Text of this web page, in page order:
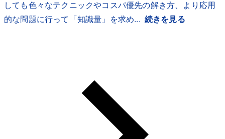
しても色々なテクニックやコスパ優先の解き方、より応用
的な問題に行って「知識量」を求め... 続きを見る